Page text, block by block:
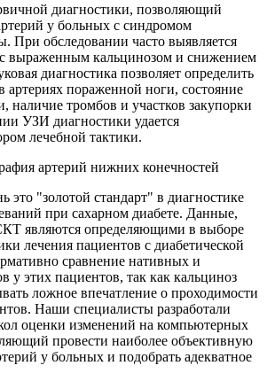
диагностики, позволяющий
у больных с синдромом
При обследовании часто выявляется
выраженным кальцинозом и снижением
диагностика позволяет определить
артериях пораженной ноги, состояние
наличие тромбов и участков закупорки
УЗИ диагностики удается
лечебной тактики.
артерий нижних конечностей
это "золотой стандарт" в диагностике
при сахарном диабете. Данные,
являются определяющими в выборе
лечения пациентов с диабетической
сравнение нативных и
у этих пациентов, так как кальциноз
ложное впечатление о проходимости
Наши специалисты разработали
оценки изменений на компьютерных
провести наиболее объективную
у больных и подобрать адекватное